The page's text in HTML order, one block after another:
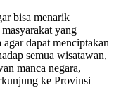
bisa menarik
yang
dapat menciptakan
semua wisatawan,
manca negara,
ke Provinsi